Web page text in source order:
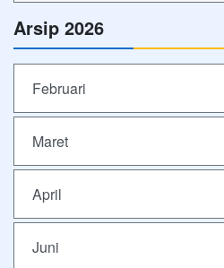
Arsip 2026
Februari
Maret
April
Juni